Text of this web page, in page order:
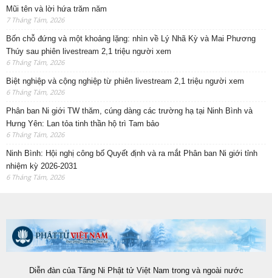
Mũi tên và lời hứa trăm năm
7 Tháng Tám, 2026
Bốn chỗ đứng và một khoảng lặng: nhìn về Lý Nhã Kỳ và Mai Phương
Thúy sau phiên livestream 2,1 triệu người xem
6 Tháng Tám, 2026
Biệt nghiệp và cộng nghiệp từ phiên livestream 2,1 triệu người xem
6 Tháng Tám, 2026
Phân ban Ni giới TW thăm, cúng dàng các trường hạ tại Ninh Bình và
Hưng Yên: Lan tỏa tinh thần hộ trì Tam bảo
6 Tháng Tám, 2026
Ninh Bình: Hội nghị công bố Quyết định và ra mắt Phân ban Ni giới tỉnh
nhiệm kỳ 2026-2031
6 Tháng Tám, 2026
Diễn đàn của Tăng Ni Phật tử Việt Nam trong và ngoài nước